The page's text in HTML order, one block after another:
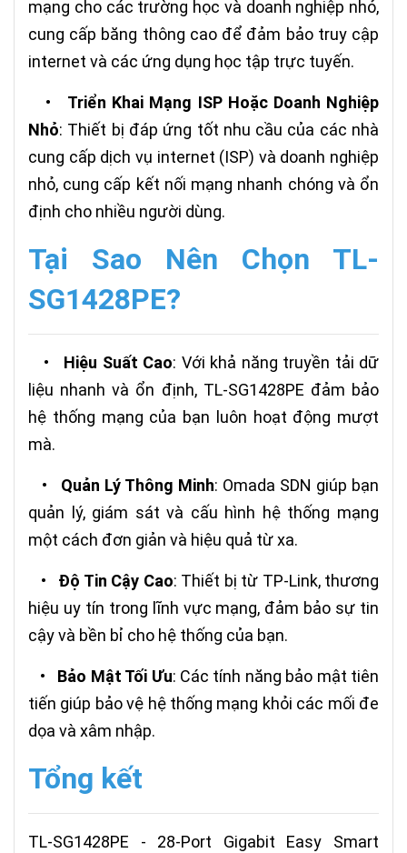
mạng cho các trường học và doanh nghiệp nhỏ,
cung cấp băng thông cao để đảm bảo truy cập
internet và các ứng dụng học tập trực tuyến.
• Triển Khai Mạng ISP Hoặc Doanh Nghiệp
Nhỏ: Thiết bị đáp ứng tốt nhu cầu của các nhà
cung cấp dịch vụ internet (ISP) và doanh nghiệp
nhỏ, cung cấp kết nối mạng nhanh chóng và ổn
định cho nhiều người dùng.
Tại Sao Nên Chọn TL-
SG1428PE?
• Hiệu Suất Cao: Với khả năng truyền tải dữ
liệu nhanh và ổn định, TL-SG1428PE đảm bảo
hệ thống mạng của bạn luôn hoạt động mượt
mà.
• Quản Lý Thông Minh: Omada SDN giúp bạn
quản lý, giám sát và cấu hình hệ thống mạng
một cách đơn giản và hiệu quả từ xa.
• Độ Tin Cậy Cao: Thiết bị từ TP-Link, thương
hiệu uy tín trong lĩnh vực mạng, đảm bảo sự tin
cậy và bền bỉ cho hệ thống của bạn.
• Bảo Mật Tối Ưu: Các tính năng bảo mật tiên
tiến giúp bảo vệ hệ thống mạng khỏi các mối đe
dọa và xâm nhập.
Tổng kết
TL-SG1428PE - 28-Port Gigabit Easy Smart